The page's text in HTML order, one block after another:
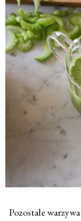
Pozostałe